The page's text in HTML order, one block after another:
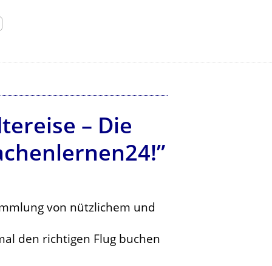
– Die
von nützlichem und
den richtigen Flug buchen